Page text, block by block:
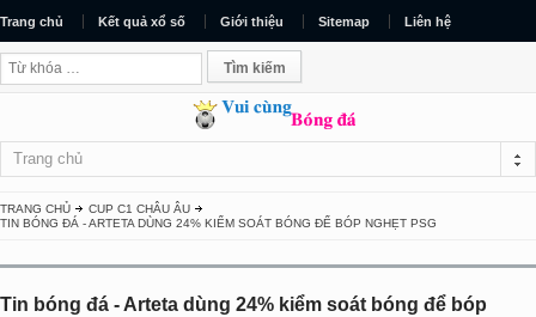
Trang chủ Kết quả xổ số Giới thiệu Sitemap Liên hệ
Trang chủ
TRANG CHỦ
CUP C1 CHÂU ÂU
TIN BÓNG ĐÁ - ARTETA DÙNG 24% KIỂM SOÁT BÓNG ĐỂ BÓP NGHẸT PSG
Tin bóng đá - Arteta dùng 24% kiểm soát bóng để bóp